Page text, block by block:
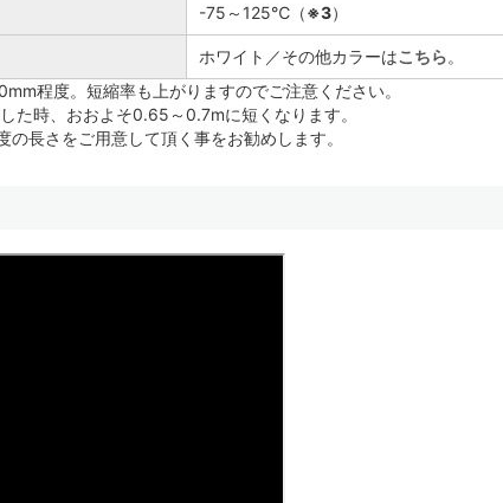
-75～125℃（※3）
ホワイト／その他カラーはこちら。
程度。短縮率も上がりますのでご注意ください。
時、おおよそ0.65～0.7mに短くなります。
長さをご用意して頂く事をお勧めします。